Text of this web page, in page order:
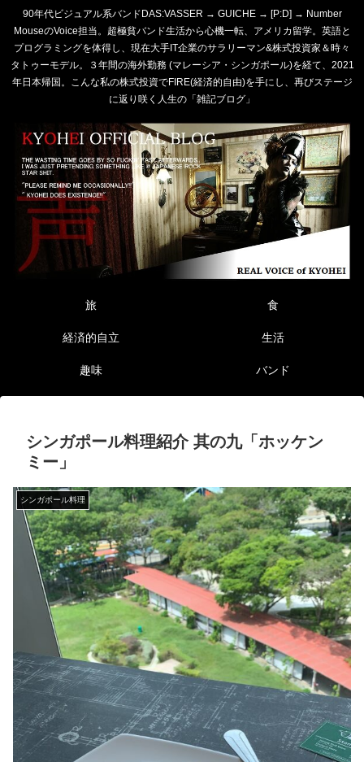
90年代ビジュアル系バンドDAS:VASSER → GUICHE → [P:D] → Number
MouseのVoice担当。超極貧バンド生活から心機一転、アメリカ留学。英語と
プログラミングを体得し、現在大手IT企業のサラリーマン&株式投資家＆時々
タトゥーモデル。３年間の海外勤務 (マレーシア・シンガポール)を経て、2021
年日本帰国。こんな私の株式投資でFIRE(経済的自由)を手にし、再びステージ
に返り咲く人生の「雑記ブログ」
旅 食
経済的自立 生活
趣味 バンド
シンガポール料理紹介 其の九「ホッケン
ミー」
シンガポール料理